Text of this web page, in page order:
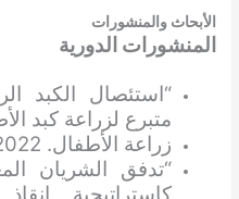
الأبحاث والمنشورات
المنشورات الدورية
“استئصال الكبد
متبرع لزراعة كبد
زراعة الأطفال. 2022؛ 26: e14110
“تدفق الشريان